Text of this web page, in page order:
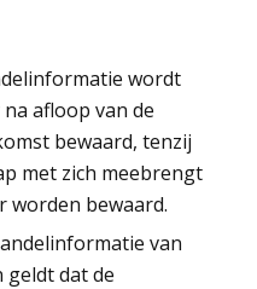
wordt
afloop van de
bewaard, tenzij
met zich meebrengt
worden bewaard.
van
dat de